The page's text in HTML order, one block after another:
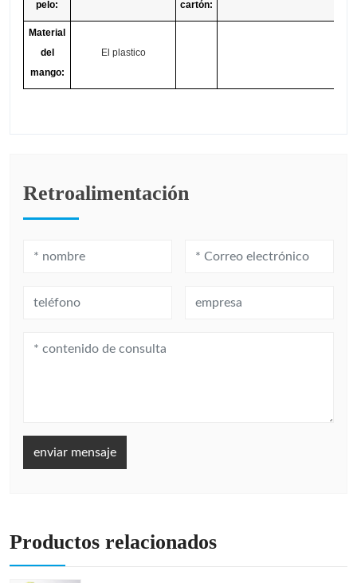
pelo: cartón:
Material
del
mango:
El plastico
Retroalimentación
enviar mensaje
Productos relacionados